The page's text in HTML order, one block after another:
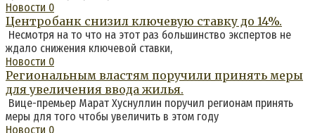
Новости 0
Центробанк снизил ключевую ставку до 14%.
Несмотря на то что на этот раз большинство экспертов не
ждало снижения ключевой ставки,
Новости 0
Региональным властям поручили принять меры
для увеличения ввода жилья.
Вице-премьер Марат Хуснуллин поручил регионам принять
меры для того чтобы увеличить в этом году
Новости 0